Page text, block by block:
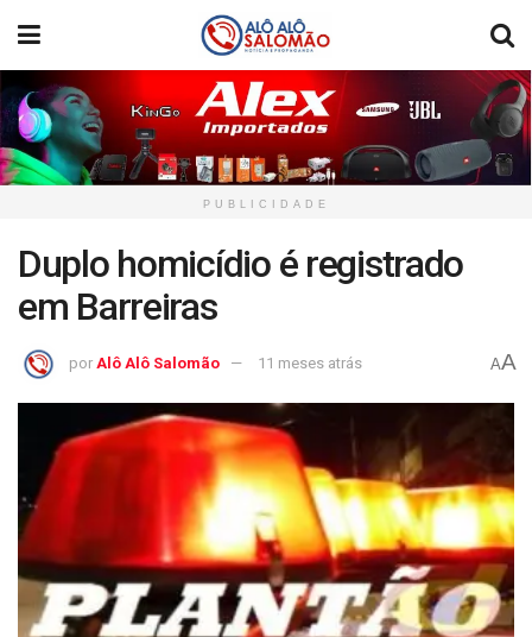
PUBLICIDADE
Duplo homicídio é registrado
em Barreiras
por Alô Alô Salomão 11 meses atrás AA